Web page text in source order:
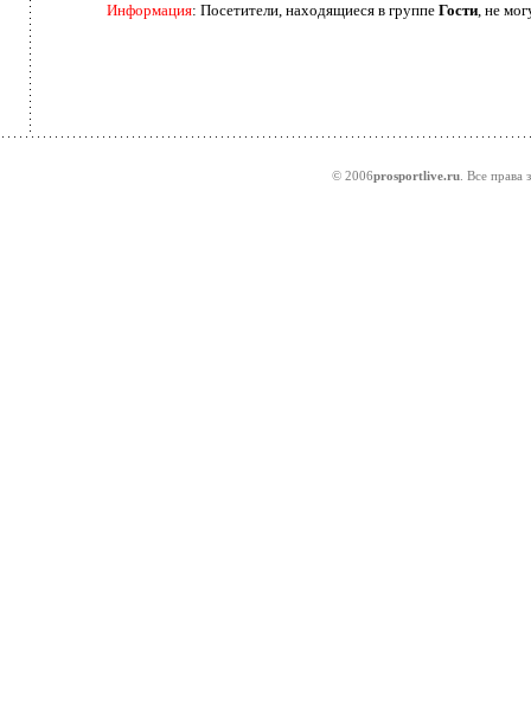
Информация: Посетители, находящиеся в группе Гости, не
© 2006prosportlive.ru . Все